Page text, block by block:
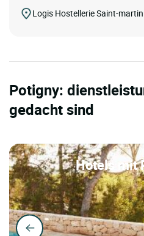
Logis Hostellerie Saint-martin
Potigny:
gedacht sind
Hotels mit